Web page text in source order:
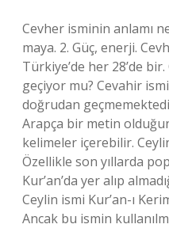
Cevher isminin anlamı
maya. 2. Güç, enerji.
Türkiye’de her 28’de
geçiyor mu? Cevahir ismi
doğrudan
Arapça bir metin
kelimeler içerebilir.
Özellikle son yıllarda
Kur’an’da yer alıp
Ceylin ismi Kur’an-ı
Ancak bu ismin